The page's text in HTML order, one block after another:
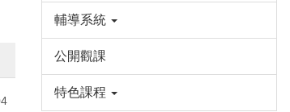
輔導系統
公開觀課
特色課程